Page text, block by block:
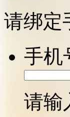
请绑定
手机
请输